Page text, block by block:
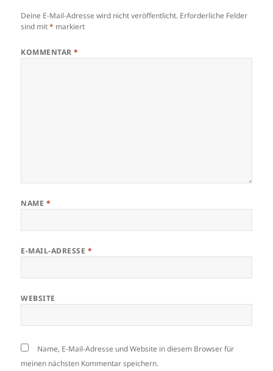
Deine E-Mail-Adresse wird nicht veröffentlicht. Erforderliche Felder
sind mit* markiert
KOMMENTAR*
NAME *
E-MAIL-ADRESSE *
WEBSITE
Name, E-Mail-Adresse und Website in diesem Browser für
meinen nächsten Kommentar speichern.